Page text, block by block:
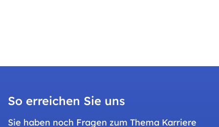
So erreichen Sie uns
Sie haben noch Fragen zum Thema Karriere